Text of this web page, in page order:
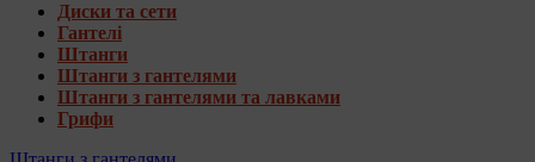
Диски та сети
Гантелі
Штанги
Штанги з гантелями
Штанги з гантелями та лавками
Грифи